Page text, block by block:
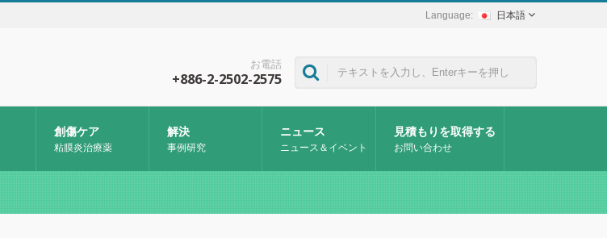
日本語
お電話
+886-2-2502-2575
創傷ケア
粘膜炎治療薬
解決
事例研究
ニュース
ニュース＆イベント
見積もりを取得する
お問い合わせ